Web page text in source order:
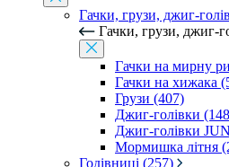
Гачки, грузи, джиг-
Гачки, грузи, джиг-
Гачки на мирну
Гачки на хижака
Грузи (407)
Джиг-голівки
Джиг-голівки
Мормишка літня
Годівниці (257)